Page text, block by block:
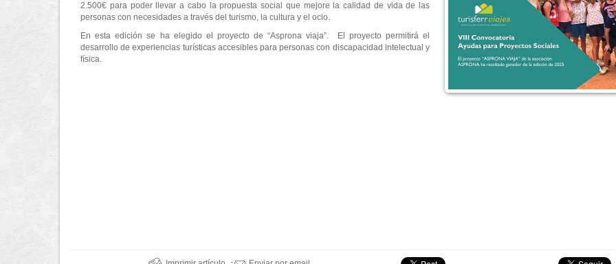
2.500€ para poder llevar a cabo la propuesta social que mejore la calidad de vida de las
personas con necesidades a través del turismo, la cultura y el ocio.
En esta edición se ha elegido el proyecto de “Asprona viaja”. El proyecto permitirá el
desarrollo de experiencias turísticas accesibles para personas con discapacidad intelectual y
física.